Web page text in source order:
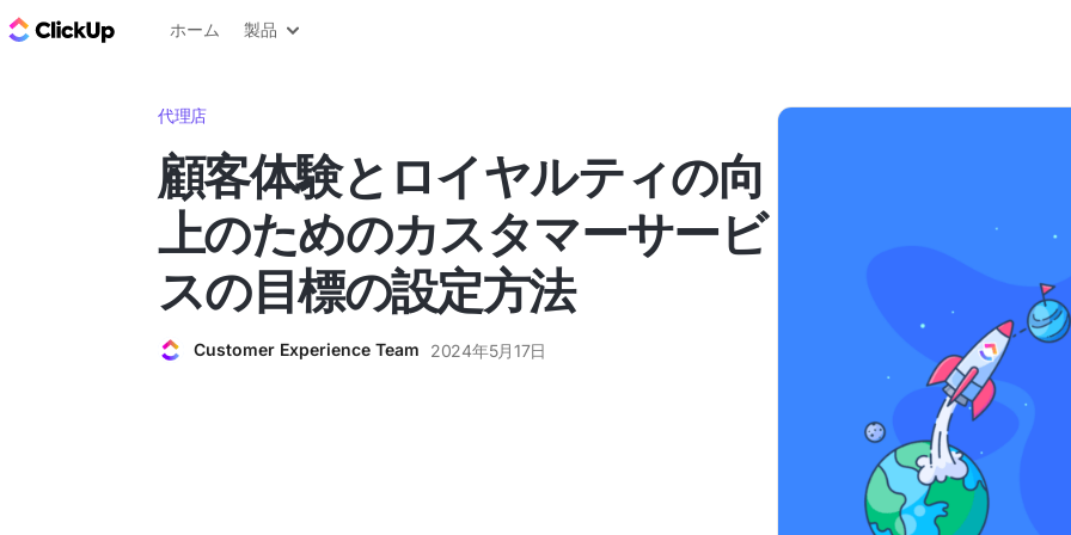
ClickUp ブログ
ホーム 製品
代理店
顧客体験とロイヤルティの向
上のためのカスタマーサービ
スの目標の設定方法
Customer Experience Team 2024年5月17日